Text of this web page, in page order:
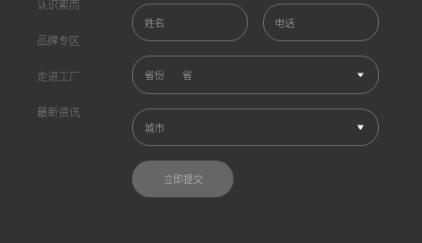
认识索而
品牌专区
走进工厂
最新资讯
姓名 电话
省份
城市
立即提交